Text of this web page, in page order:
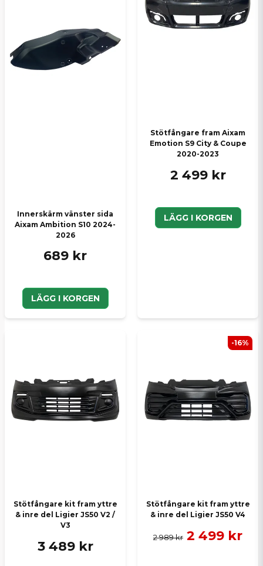
Innerskärm vänster sida
Aixam Ambition S10 2024-
2026
689 kr
LÄGG I KORGEN
Stötfångare fram Aixam
Emotion S9 City & Coupe
2020-2023
2 499 kr
LÄGG I KORGEN
Stötfångare kit fram yttre
& inre del Ligier JS50 V2 /
V3
3 489 kr
Stötfångare kit fram yttre
& inre del Ligier JS50 V4
2 989 kr 2 499 kr
-16%